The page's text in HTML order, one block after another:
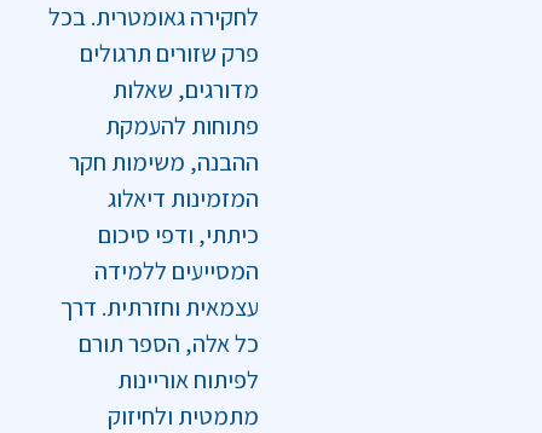
לחקירה גאומטרית. בכל
פרק שזורים תרגולים
מדורגים, שאלות
פתוחות להעמקת
ההבנה, משימות חקר
המזמינות דיאלוג
כיתתי, ודפי סיכום
המסייעים ללמידה
עצמאית וחזרתית. דרך
כל אלה, הספר תורם
לפיתוח אוריינות
מתמטית ולחיזוק